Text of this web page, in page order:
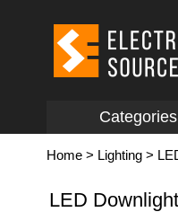
Categories
Home > Lighting >
LED